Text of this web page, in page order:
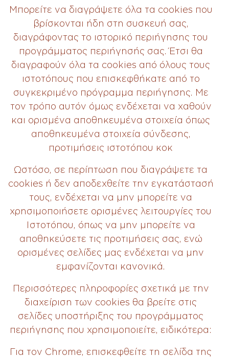
Μπορείτε να διαγράψετε όλα τα cookies που
βρίσκονται ήδη στη συσκευή σας,
διαγράφοντας το ιστορικό περιήγησης του
προγράμματος περιήγησής σας. Έτσι θα
διαγραφούν όλα τα cookies από όλους τους
ιστοτόπους που επισκεφθήκατε από το
συγκεκριμένο πρόγραμμα περιήγησης. Με
τον τρόπο αυτόν όμως ενδέχεται να χαθούν
και ορισμένα αποθηκευμένα στοιχεία όπως
αποθηκευμένα στοιχεία σύνδεσης,
προτιμήσεις ιστοτόπου κοκ
Ωστόσο, σε περίπτωση που διαγράψετε τα
cookies ή δεν αποδεχθείτε την εγκατάστασή
τους, ενδέχεται να μην μπορείτε να
χρησιμοποιήσετε ορισμένες λειτουργίες του
Ιστοτόπου, όπως να μην μπορείτε να
αποθηκεύσετε τις προτιμήσεις σας, ενώ
ορισμένες σελίδες μας ενδέχεται να μην
εμφανίζονται κανονικά.
Περισσότερες πληροφορίες σχετικά με την
διαχείριση των cookies θα βρείτε στις
σελίδες υποστήριξης του προγράμματος
περιήγησης που χρησιμοποιείτε, ειδικότερα:
Για τον Chrome, επισκεφθείτε τη σελίδα της